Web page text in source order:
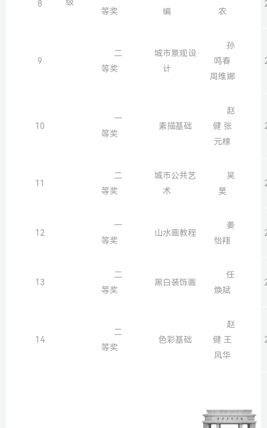
8
等奖
编
农
9
二
等奖
城市景观设
计
孙
鸣春
周维娜
10
一
等奖
素描基础
赵
健 张
元稼
11
二
等奖
城市公共艺
术
吴
昊
12
一
等奖
山水画教程
姜
怡翔
13
二
等奖
黑白装饰画
任
焕斌
14
二
等奖
色彩基础
赵
健 王
风华